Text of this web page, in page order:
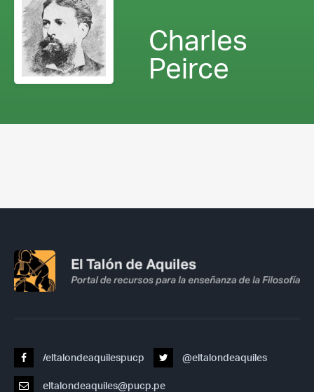
Charles
Peirce
/eltalondeaquilespucp @eltalondeaquiles
eltalondeaquiles@pucp.pe